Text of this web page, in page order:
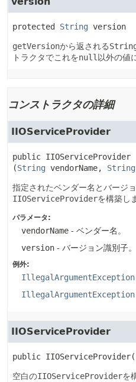
protected String version
getVersionから返される
トラクタでこれをnull 以外の値
コンストラクタの詳細
IIOServiceProvider
public IIOServiceProvider
(String vendorName, String
指定されたベンダー名とバージ
IIOServiceProviderを構築し
パラメータ:
vendorName - ベンダー名。
version - バージョン識別子。
例外:
IllegalArgumentException
IllegalArgumentException
IIOServiceProvider
public IIOServiceProvider
空白のIIOServiceProviderを